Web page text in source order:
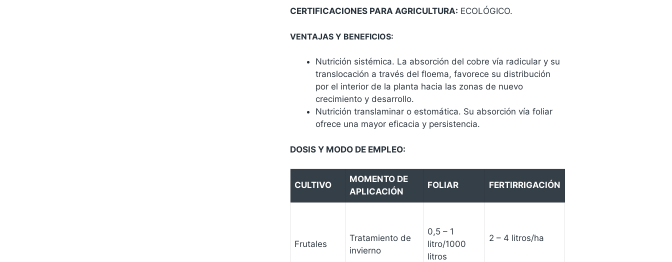
CERTIFICACIONES PARA AGRICULTURA: ECOLÓGICO.
VENTAJAS Y BENEFICIOS:
Nutrición sistémica. La absorción del cobre vía radicular y su
translocación a través del floema, favorece su distribución
por el interior de la planta hacia las zonas de nuevo
crecimiento y desarrollo.
Nutrición translaminar o estomática. Su absorción vía foliar
ofrece una mayor eficacia y persistencia.
DOSIS Y MODO DE EMPLEO:
CULTIVO
MOMENTO DE
APLICACIÓN
FOLIAR FERTIRRIGACIÓN
Frutales
Tratamiento de
invierno
0,5 – 1
litro/1000
litros
2 – 4 litros/ha